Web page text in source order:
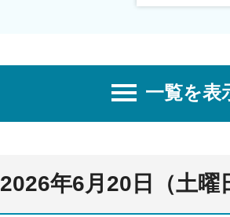
一覧を表
2026年6月20日（土曜